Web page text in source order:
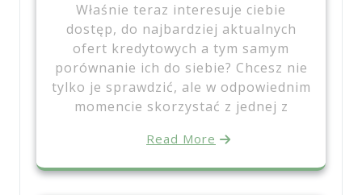
Właśnie teraz interesuje ciebie
dostęp, do najbardziej aktualnych
ofert kredytowych a tym samym
porównanie ich do siebie? Chcesz nie
tylko je sprawdzić, ale w odpowiednim
momencie skorzystać z jednej z
Read More